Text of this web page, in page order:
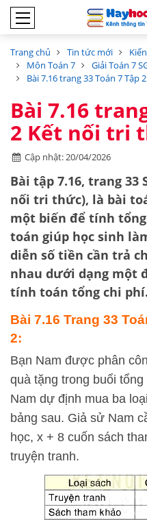
Trang chủ Tin tức mới
Môn Toán 7
Giải Toán 7
Bài 7.16 trang 33 Toán 7 Tập
Bài 7.16
2 Kết nối tri
Cập nhật: 20/04/2026
Bài tập 7.16, trang 33
nối tri thức), là bài
một biến để tính
toán giúp học sinh
diễn số tiền cần trả
nhau dưới dạng một
tính toán tổng chi phí.
Bài 7.16 Trang 33
2:
Bạn Nam được phân
quà tặng trong buổi
Nam dự định mua ba
bảng sau. Giả sử Nam
học, x + 8 cuốn sách
truyện tranh.